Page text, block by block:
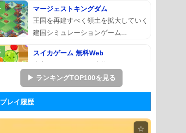
マージェストキングダム
王国を再建すべく領土を拡大していく
建国シミュレーションゲーム...
スイカゲーム 無料Web
現したScratchのスイ...
ックして進ませる音楽ゲーム...
▶ ランキングTOP100を見る
プレイ履歴
☆